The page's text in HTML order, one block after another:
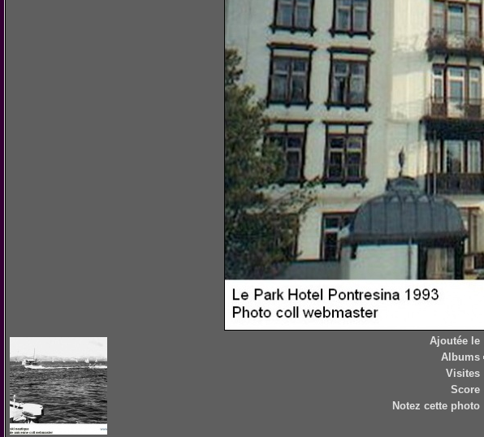
Ajoutée le
Albums
Visites
Score
Notez cette photo